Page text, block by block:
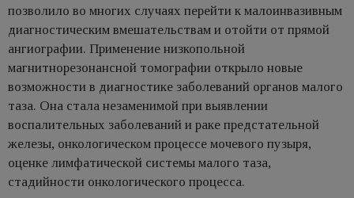
позволило во многих случаях перейти к малоинвазивным
диагностическим вмешательствам и отойти от прямой
ангиографии. Применение низкопольной
магнитнорезонансной томографии открыло новые
возможности в диагностике заболеваний органов малого
таза. Она стала незаменимой при выявлении
воспалительных заболеваний и раке предстательной
железы, онкологическом процессе мочевого пузыря,
оценке лимфатической системы малого таза,
стадийности онкологического процесса.